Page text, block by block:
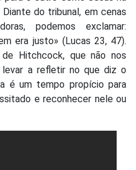
do tribunal, em cenas
podemos exclamar:
era justo» (Lucas 23, 47).
Hitchcock, que não nos
a refletir no que diz o
é um tempo propício para
e reconhecer nele ou